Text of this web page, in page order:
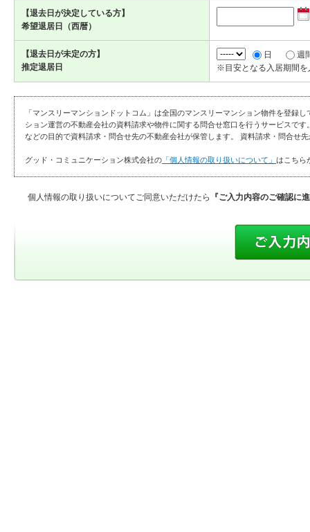
【退去日が決定している方】
希望退居日（西暦）
【退去日が未定の方】
推定退居日
日
週
※目安となる入居期間を
「マンスリーマンションドットコム」は全国のマンスリーマンション物件を登録
ション運営の不動産会社の資料請求や物件に関する問合せ窓口を行うサービスで
などの目的で資料請求・問合せ先の不動産会社が保管します。 資料請求・問合せ
グッド・コミュニケーション株式会社の 「個人情報の取り扱いについて」 はこちら
個人情報の取り扱いについてご同意いただけたら 『ご入力内容のご確認に